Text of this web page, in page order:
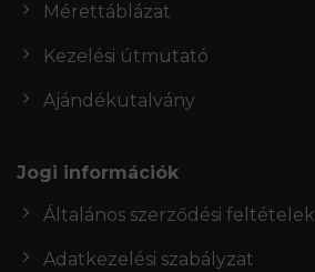
Mérettáblázat
Kezelési útmutató
Ajándékutalvány
Jogi információk
Általános szerződési feltételek
Adatkezelési szabályzat